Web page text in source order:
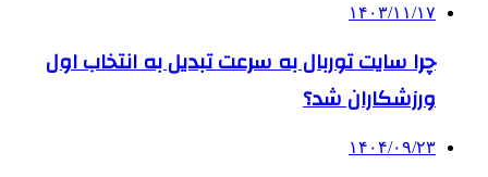
۱۴۰۳/۱۱/۱۷
چرا سایت توربال به ‌سرعت تبدیل به انتخاب اول
ورزشکاران شد؟
۱۴۰۴/۰۹/۲۳